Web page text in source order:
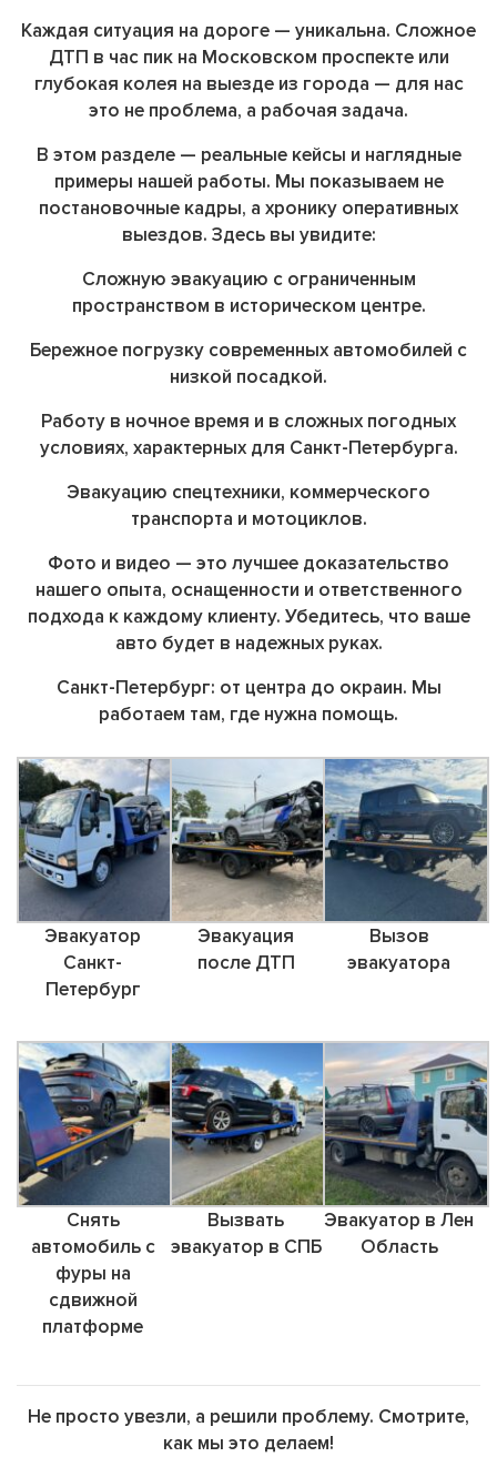
Каждая ситуация на дороге — уникальна. Сложное
ДТП в час пик на Московском проспекте или
глубокая колея на выезде из города — для нас
это не проблема, а рабочая задача.
В этом разделе — реальные кейсы и наглядные
примеры нашей работы. Мы показываем не
постановочные кадры, а хронику оперативных
выездов. Здесь вы увидите:
Сложную эвакуацию с ограниченным
пространством в историческом центре.
Бережное погрузку современных автомобилей с
низкой посадкой.
Работу в ночное время и в сложных погодных
условиях, характерных для Санкт-Петербурга.
Эвакуацию спецтехники, коммерческого
транспорта и мотоциклов.
Фото и видео — это лучшее доказательство
нашего опыта, оснащенности и ответственного
подхода к каждому клиенту. Убедитесь, что ваше
авто будет в надежных руках.
Санкт-Петербург: от центра до окраин. Мы
работаем там, где нужна помощь.
Эвакуатор
Санкт-
Петербург
Эвакуация
после ДТП
Вызов
эвакуатора
Снять
автомобиль с
фуры на
сдвижной
платформе
Вызвать
эвакуатор в СПБ
Эвакуатор в Лен
Область
Не просто увезли, а решили проблему. Смотрите,
как мы это делаем!